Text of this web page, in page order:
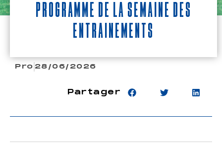
Programme de la semaine des
entrainements
Pro 28/06/2026
Partager